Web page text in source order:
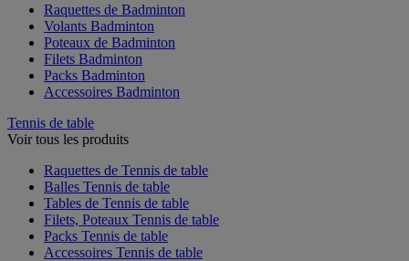
Raquettes de Badminton
Volants Badminton
Poteaux de Badminton
Filets Badminton
Packs Badminton
Accessoires Badminton
Tennis de table
Voir tous les produits
Raquettes de Tennis de table
Balles Tennis de table
Tables de Tennis de table
Filets, Poteaux Tennis de table
Packs Tennis de table
Accessoires Tennis de table